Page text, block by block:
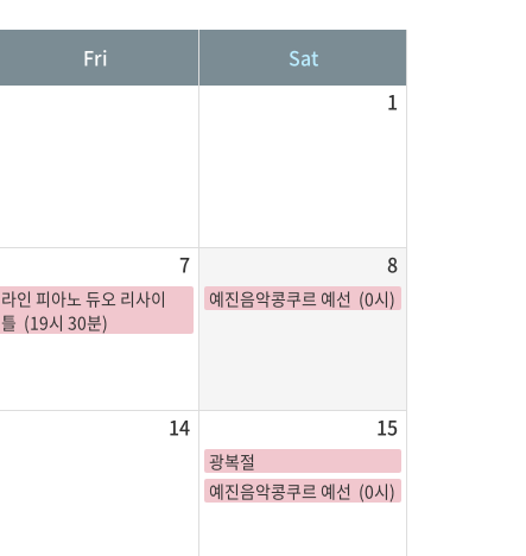
Fri
Sat
1
7
라인 피아노 듀오 리사이
틀 (19시 30분)
8
예진음악콩쿠르 예선 (0시)
14 15
광복절
예진음악콩쿠르 예선 (0시)